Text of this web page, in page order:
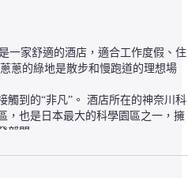
一家舒適的酒店，適合工作度假、住
蔥的綠地是散步和慢跑道的理想場
觸到的“非凡”。 酒店所在的神奈川科
，也是日本最大的科學園區之一，擁
部門。